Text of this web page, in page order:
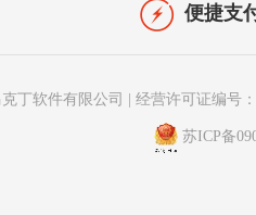
便捷支
丁软件有限公司 经营许可证编号
苏ICP备